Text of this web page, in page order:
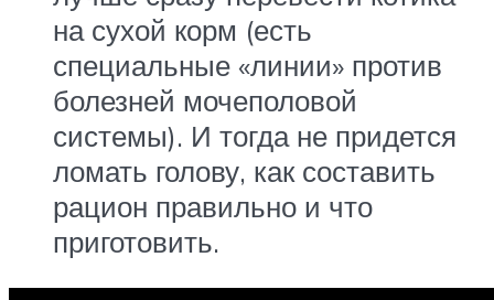
на сухой корм (есть
специальные «линии» против
болезней мочеполовой
системы). И тогда не придется
ломать голову, как составить
рацион правильно и что
приготовить.